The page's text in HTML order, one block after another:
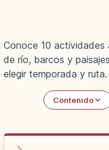
Conoce 10
de río, barcos y
elegir temporada y ruta.
Contenido